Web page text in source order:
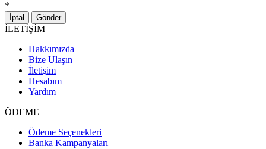
*
İptal Gönder
İLETİŞİM
Hakkımızda
Bize Ulaşın
İletişim
Hesabım
Yardım
ÖDEME
Ödeme Seçenekleri
Banka Kampanyaları